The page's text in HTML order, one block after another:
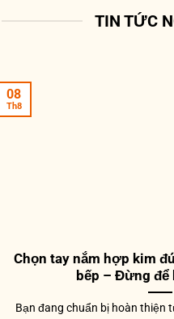
TIN TỨC
Chọn tay nắm hợp kim
bếp – Đừng để
Bạn đang chuẩn bị hoàn thiện
08
Th8